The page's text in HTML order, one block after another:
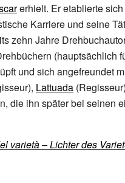
erhielt. Er etablierte
Karriere und seine
zehn Jahre
(hauptsächlich
und sich angefreundet
Lattuada
die ihn später bei seinen
varietà – Lichter des